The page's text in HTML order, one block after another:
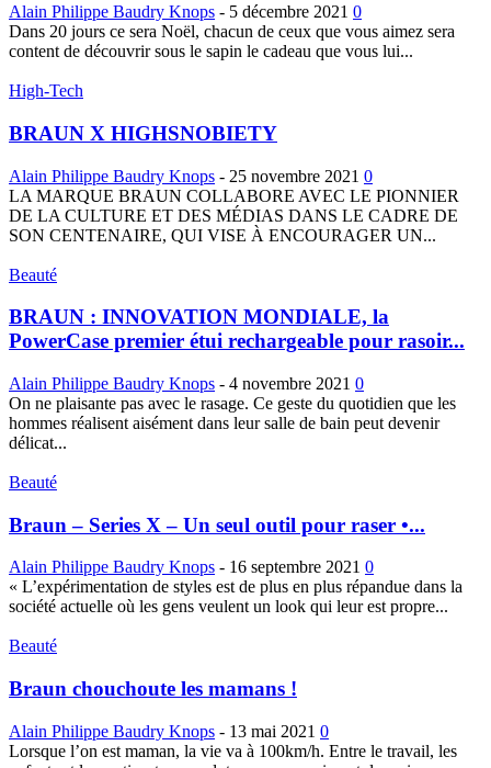
Alain Philippe Baudry Knops - 5 décembre 2021 0
Dans 20 jours ce sera Noël, chacun de ceux que vous aimez sera
content de découvrir sous le sapin le cadeau que vous lui...
High-Tech
BRAUN X HIGHSNOBIETY
Alain Philippe Baudry Knops - 25 novembre 2021 0
LA MARQUE BRAUN COLLABORE AVEC LE PIONNIER
DE LA CULTURE ET DES MÉDIAS DANS LE CADRE DE
SON CENTENAIRE, QUI VISE À ENCOURAGER UN...
Beauté
BRAUN : INNOVATION MONDIALE, la
PowerCase premier étui rechargeable pour rasoir...
Alain Philippe Baudry Knops - 4 novembre 2021 0
On ne plaisante pas avec le rasage. Ce geste du quotidien que les
hommes réalisent aisément dans leur salle de bain peut devenir
délicat...
Beauté
Braun – Series X – Un seul outil pour raser •...
Alain Philippe Baudry Knops - 16 septembre 2021 0
« L’expérimentation de styles est de plus en plus répandue dans la
société actuelle où les gens veulent un look qui leur est propre...
Beauté
Braun chouchoute les mamans !
Alain Philippe Baudry Knops - 13 mai 2021 0
Lorsque l’on est maman, la vie va à 100km/h. Entre le travail, les